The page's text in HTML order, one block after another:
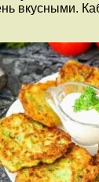
вкусными.